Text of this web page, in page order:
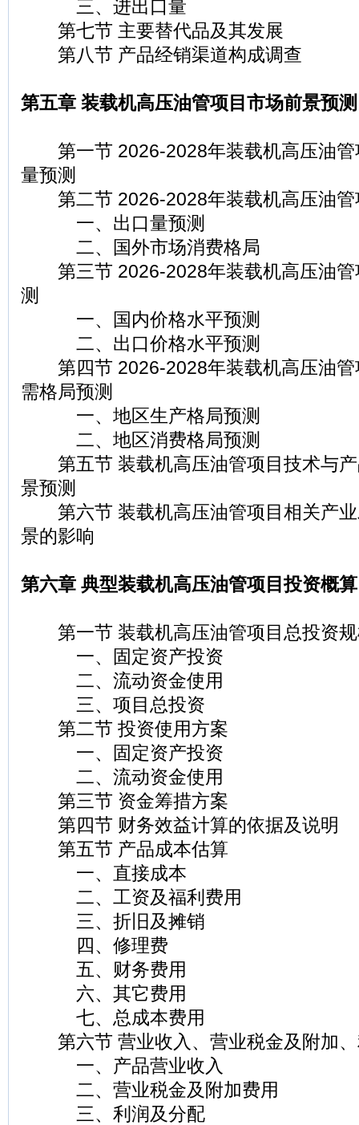
三、进出口量
第七节 主要替代品及其发展
第八节 产品经销渠道构成调查
第五章 装载机高压油管项目市场前景预测
第一节 2026-2028年装载机高压油管
量预测
第二节 2026-2028年装载机高压油管
一、出口量预测
二、国外市场消费格局
第三节 2026-2028年装载机高压油管
测
一、国内价格水平预测
二、出口价格水平预测
第四节 2026-2028年装载机高压油管
需格局预测
一、地区生产格局预测
二、地区消费格局预测
第五节 装载机高压油管项目技术与产
景预测
第六节 装载机高压油管项目相关产业
景的影响
第六章 典型装载机高压油管项目投资概算
第一节 装载机高压油管项目总投资
一、固定资产投资
二、流动资金使用
三、项目总投资
第二节 投资使用方案
一、固定资产投资
二、流动资金使用
第三节 资金筹措方案
第四节 财务效益计算的依据及说明
第五节 产品成本估算
一、直接成本
二、工资及福利费用
三、折旧及摊销
四、修理费
五、财务费用
六、其它费用
七、总成本费用
第六节 营业收入、营业税金及附加、
一、产品营业收入
二、营业税金及附加费用
三、利润及分配